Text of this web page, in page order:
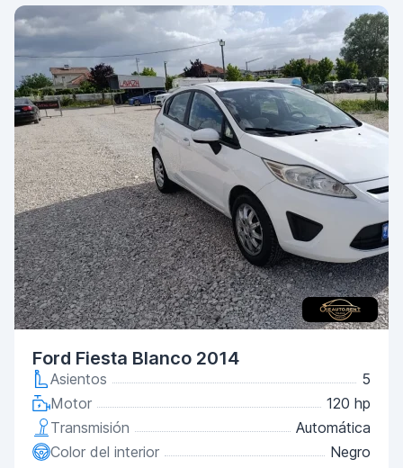
Ford Fiesta Blanco 2014
Asientos
5
Motor
120 hp
Transmisión
Automática
Color del interior
Negro